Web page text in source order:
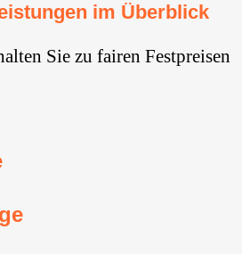
im Überblick
Sie zu fairen Festpreisen